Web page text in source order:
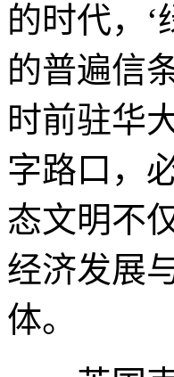
的时代，
的普遍信
时前驻华
字路口，
态文明不
经济发展
体。